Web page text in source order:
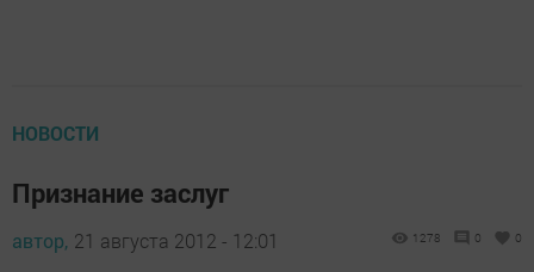
НОВОСТИ
Признание заслуг
автор, 21 августа 2012 - 12:01 1278 0 0